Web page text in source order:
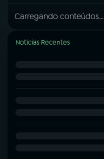
Carregando conteúdos...
Notícias Recentes